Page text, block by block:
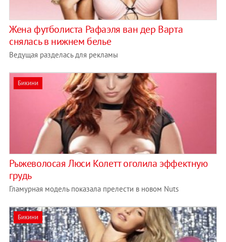
Жена футболиста Рафаэля ван дер Варта
снялась в нижнем белье
Ведущая разделась для рекламы
Бикини
Рыжеволосая Люси Колетт оголила эффектную
грудь
Гламурная модель показала прелести в новом Nuts
Бикини